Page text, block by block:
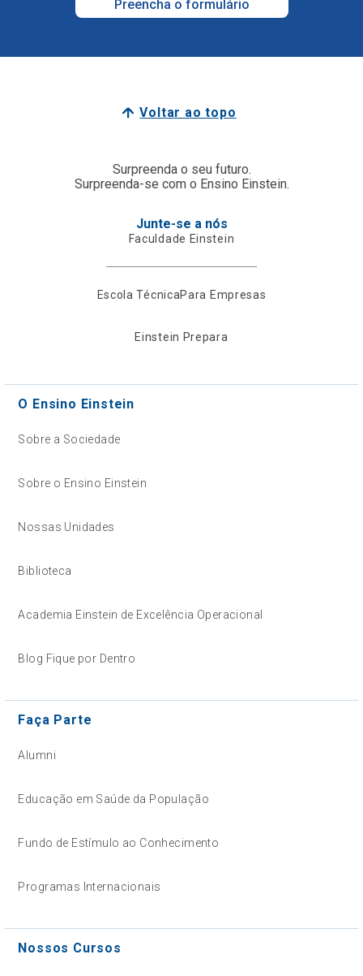
Preencha o formulário
Voltar ao topo
Surpreenda o seu futuro.
Surpreenda-se com o Ensino Einstein.
Junte-se a nós
Faculdade Einstein
Escola TécnicaPara Empresas
Einstein Prepara
O Ensino Einstein
Sobre a Sociedade
Sobre o Ensino Einstein
Nossas Unidades
Biblioteca
Academia Einstein de Excelência Operacional
Blog Fique por Dentro
Faça Parte
Alumni
Educação em Saúde da População
Fundo de Estímulo ao Conhecimento
Programas Internacionais
Nossos Cursos